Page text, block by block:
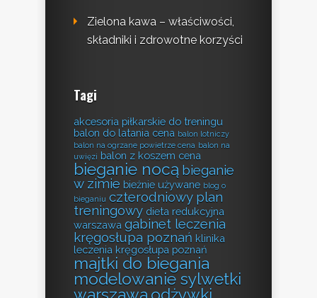
Zielona kawa – właściwości,
składniki i zdrowotne korzyści
Tagi
akcesoria piłkarskie do treningu
balon do latania cena balon lotniczy
balon na ogrzane powietrze cena balon na
uwięzi balon z koszem cena
bieganie nocą bieganie
w zimie bieżnie używane blog o
bieganiu czterodniowy plan
treningowy dieta redukcyjna
warszawa gabinet leczenia
kręgosłupa poznań klinika
leczenia kręgosłupa poznań
majtki do biegania
modelowanie sylwetki